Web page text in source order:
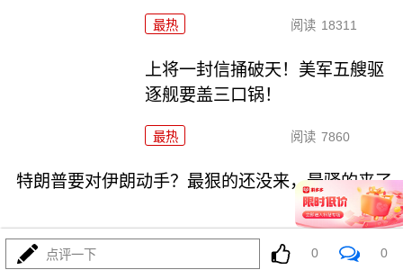
最热 阅读 18311
上将一封信捅破天！美军五艘驱
逐舰要盖三口锅！
最热 阅读 7860
特朗普要对伊朗动手？最狠的还没来，最骚的来了
点评一下 0 0